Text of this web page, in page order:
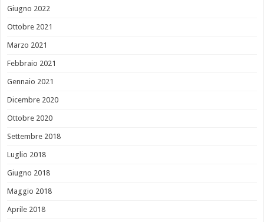
Giugno 2022
Ottobre 2021
Marzo 2021
Febbraio 2021
Gennaio 2021
Dicembre 2020
Ottobre 2020
Settembre 2018
Luglio 2018
Giugno 2018
Maggio 2018
Aprile 2018